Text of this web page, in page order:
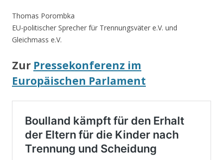
Thomas Porombka
EU-politischer Sprecher für Trennungsväter e.V. und
Gleichmass e.V.
Zur Pressekonferenz im
Europäischen Parlament